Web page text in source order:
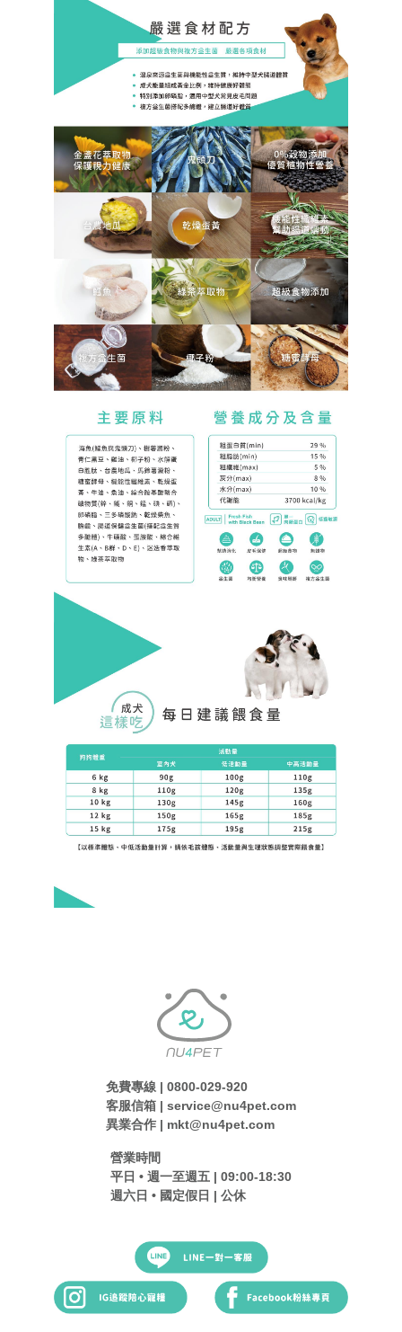
免費專線 | 0800-029-920
客服信箱 | service@nu4pet.com
異業合作 | mkt@nu4pet.com
營業時間
平日 • 週一至週五 | 09:00-18:30
週六日 • 國定假日 | 公休